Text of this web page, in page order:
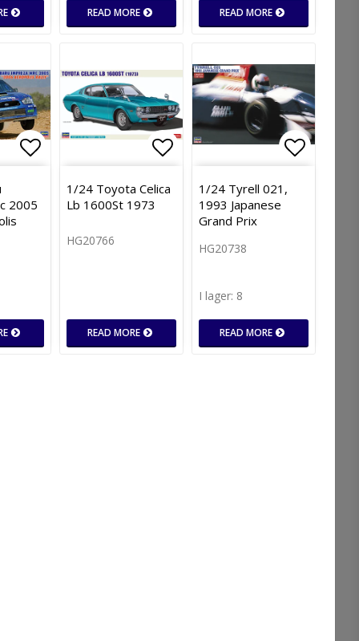
READ MORE READ MORE
Lägg till i favoritlistan
2005
Lägg till i favoritlistan
1/24 Toyota Celica
Lb 1600St 1973
HG20766
READ MORE
1/24 Tyrell 021,
1993 Japanese
Grand Prix
HG20738
I lager: 8
READ MORE